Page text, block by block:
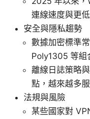
連線速度與更
安全與隱私趨勢
數據加密標準
Poly1305 等組
離線日誌策略
點，越來越多
法規與風險
某些國家對